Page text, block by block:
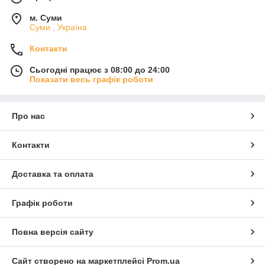
м. Суми
Суми , Україна
Контакти
Сьогодні працює з 08:00 до 24:00
Показати весь графік роботи
Про нас
Контакти
Доставка та оплата
Графік роботи
Повна версія сайту
Сайт створено на маркетплейсі Prom.ua